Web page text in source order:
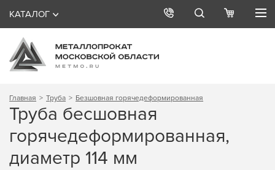
КАТАЛОГ
Главная Труба Безшовная горячедеформированная
Труба бесшовная
горячедеформированная,
диаметр 114 мм